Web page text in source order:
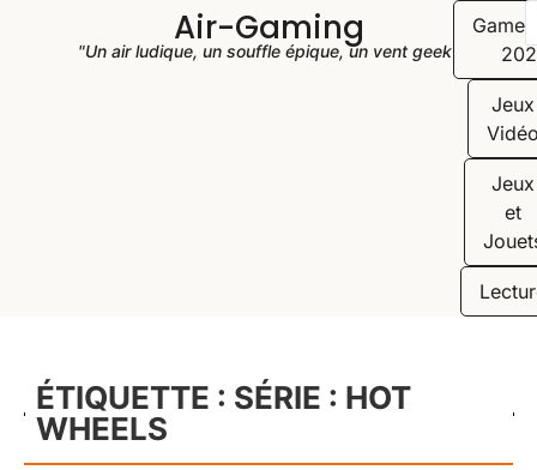
Air-Gaming
"Un air ludique, un souffle épique, un vent geek"
Jeux
Jeux
et
ÉTIQUETTE : SÉRIE : HOT
WHEELS